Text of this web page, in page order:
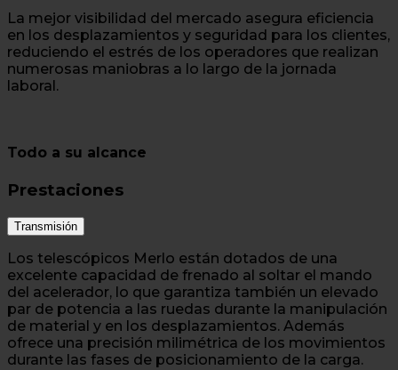
La mejor visibilidad del mercado asegura eficiencia
en los desplazamientos y seguridad para los clientes,
reduciendo el estrés de los operadores que realizan
numerosas maniobras a lo largo de la jornada
laboral.
Todo a su alcance
Prestaciones
Transmisión
Los telescópicos Merlo están dotados de una
excelente capacidad de frenado al soltar el mando
del acelerador, lo que garantiza también un elevado
par de potencia a las ruedas durante la manipulación
de material y en los desplazamientos. Además
ofrece una precisión milimétrica de los movimientos
durante las fases de posicionamiento de la carga.